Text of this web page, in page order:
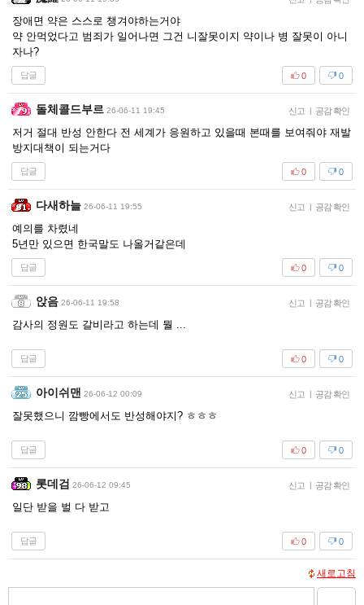
장애면 약은 스스로 챙겨야하는거야
약 안먹었다고 범죄가 일어나면 그건 니잘못이지 약이나 병 잘못이 아니
자나?
답글 0
0
돌체콜드부르 26-06-11 19:45 신고 | 공감 확인
저거 절대 반성 안한다 전 세계가 응원하고 있을때 본때를 보여줘야 재발
방지대책이 되는거다
답글 0
0
다새하늘 26-06-11 19:55 신고 | 공감 확인
예의를 차렸네
5년만 있으면 한국말도 나올거같은데
답글 0
0
앉음 26-06-11 19:58 신고 | 공감 확인
감사의 정원도 갈비라고 하는데 뭘 ...
답글 0
0
아이쉬맨 26-06-12 00:09 신고 | 공감 확인
잘못했으니 깜빵에서도 반성해야지? ㅎㅎㅎ
답글 0
0
롯데검 26-06-12 09:45 신고 | 공감 확인
일단 받을 벌 다 받고
답글 0
0
새로고침